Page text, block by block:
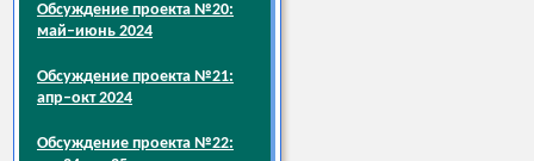
Обсуждение проекта №20:
май–июнь 2024
Обсуждение проекта №21:
апр–окт 2024
Обсуждение проекта №22: